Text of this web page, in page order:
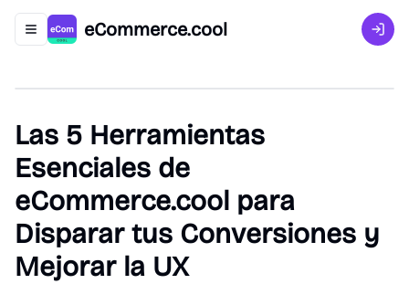
Abrir menú de navegación
eCommerce.cool
Las 5 Herramientas
Esenciales de
eCommerce.cool para
Disparar tus Conversiones y
Mejorar la UX